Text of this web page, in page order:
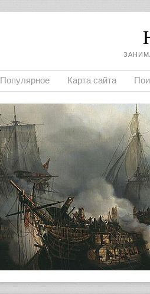
Популярное Карта сайта